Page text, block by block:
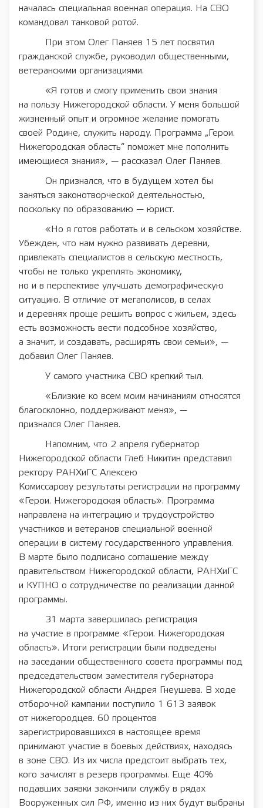
началась специальная военная операция. На СВО
командовал танковой ротой.
При этом Олег Паняев 15 лет посвятил
гражданской службе, руководил общественными,
ветеранскими организациями.
«Я готов и смогу применить свои знания
на пользу Нижегородской области. У меня большой
жизненный опыт и огромное желание помогать
своей Родине, служить народу. Программа „Герои.
Нижегородская область“ поможет мне пополнить
имеющиеся знания», — рассказал Олег Паняев.
Он признался, что в будущем хотел бы
заняться законотворческой деятельностью,
поскольку по образованию — юрист.
«Но я готов работать и в сельском хозяйстве.
Убежден, что нам нужно развивать деревни,
привлекать специалистов в сельскую местность,
чтобы не только укреплять экономику,
но и в перспективе улучшать демографическую
ситуацию. В отличие от мегаполисов, в селах
и деревнях проще решить вопрос с жильем, здесь
есть возможность вести подсобное хозяйство,
а значит, и создавать, расширять свои семьи», —
добавил Олег Паняев.
У самого участника СВО крепкий тыл.
«Близкие ко всем моим начинаниям относятся
благосклонно, поддерживают меня», —
признался Олег Паняев.
Напомним, что 2 апреля губернатор
Нижегородской области Глеб Никитин представил
ректору РАНХиГС Алексею
Комиссарову результаты регистрации на программу
«Герои. Нижегородская область». Программа
направлена на интеграцию и трудоустройство
участников и ветеранов специальной военной
операции в систему государственного управления.
В марте было подписано соглашение между
правительством Нижегородской области, РАНХиГС
и КУПНО о сотрудничестве по реализации данной
программы.
31 марта завершилась регистрация
на участие в программе «Герои. Нижегородская
область». Итоги регистрации были подведены
на заседании общественного совета программы под
председательством заместителя губернатора
Нижегородской области Андрея Гнеушева. В ходе
отборочной кампании поступило 1 613 заявок
от нижегородцев. 60 процентов
зарегистрировавшихся в настоящее время
принимают участие в боевых действиях, находясь
в зоне СВО. Из их числа предстоит выбрать тех,
кого зачислят в резерв программы. Еще 40%
подавших заявки закончили службу в рядах
Вооруженных сил РФ, именно из них будут выбраны